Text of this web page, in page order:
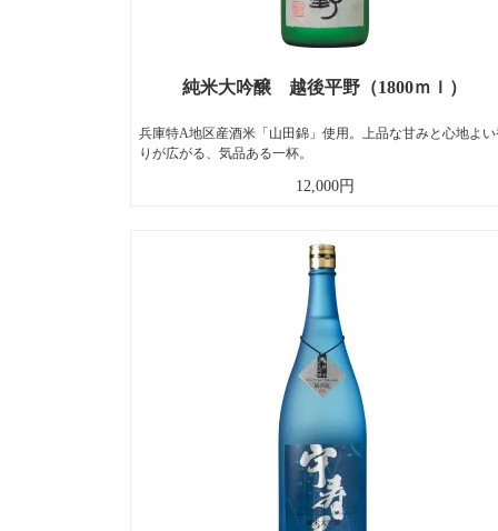
純米大吟醸 越後平野（1800ｍｌ）
兵庫特A地区産酒米「山田錦」使用。上品な甘みと心地よ
りが広がる、気品ある一杯。
12,000円